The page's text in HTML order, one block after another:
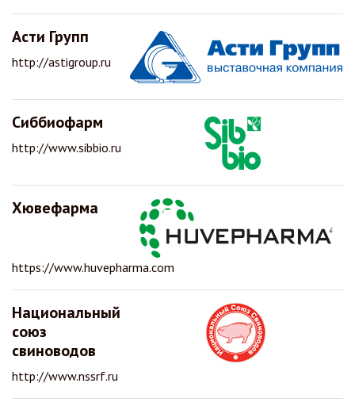
Асти Групп
http://astigroup.ru
Сиббиофарм
http://www.sibbio.ru
Хювефарма
https://www.huvepharma.com
Национальный
союз
свиноводов
http://www.nssrf.ru